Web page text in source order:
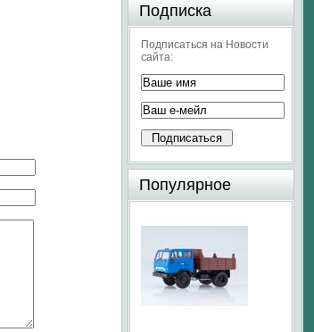
Подписка
Подписаться на Новости
сайта:
Популярное